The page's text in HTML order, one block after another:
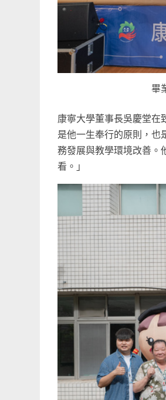
畢
康寧大學董事長吳慶堂在
是他一生奉行的原則，也
務發展與教學環境改善。
看。」